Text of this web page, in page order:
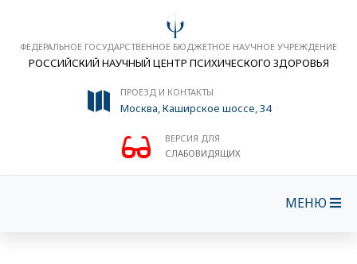
ФЕДЕРАЛЬНОЕ ГОСУДАРСТВЕННОЕ БЮДЖЕТНОЕ НАУЧНОЕ УЧРЕЖДЕНИЕ
РОССИЙСКИЙ НАУЧНЫЙ ЦЕНТР ПСИХИЧЕСКОГО ЗДОРОВЬЯ
ПРОЕЗД И КОНТАКТЫ
Москва, Каширское шоссе, 34
ВЕРСИЯ ДЛЯ
СЛАБОВИДЯЩИХ
МЕНЮ